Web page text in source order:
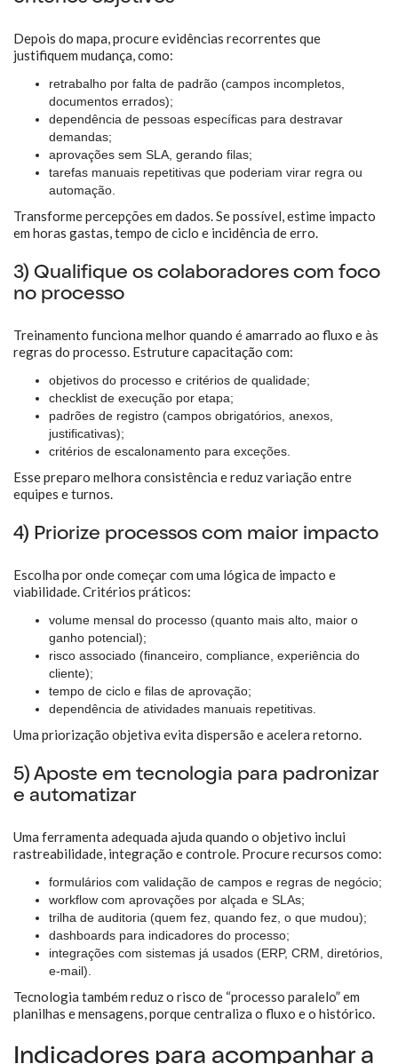
Depois do mapa, procure evidências recorrentes que
justifiquem mudança, como:
retrabalho por falta de padrão (campos incompletos,
documentos errados);
dependência de pessoas específicas para destravar
demandas;
aprovações sem SLA, gerando filas;
tarefas manuais repetitivas que poderiam virar regra ou
automação.
Transforme percepções em dados. Se possível, estime impacto
em horas gastas, tempo de ciclo e incidência de erro.
3) Qualifique os colaboradores com foco
no processo
Treinamento funciona melhor quando é amarrado ao fluxo e às
regras do processo. Estruture capacitação com:
objetivos do processo e critérios de qualidade;
checklist de execução por etapa;
padrões de registro (campos obrigatórios, anexos,
justificativas);
critérios de escalonamento para exceções.
Esse preparo melhora consistência e reduz variação entre
equipes e turnos.
4) Priorize processos com maior impacto
Escolha por onde começar com uma lógica de impacto e
viabilidade. Critérios práticos:
volume mensal do processo (quanto mais alto, maior o
ganho potencial);
risco associado (financeiro, compliance, experiência do
cliente);
tempo de ciclo e filas de aprovação;
dependência de atividades manuais repetitivas.
Uma priorização objetiva evita dispersão e acelera retorno.
5) Aposte em tecnologia para padronizar
e automatizar
Uma ferramenta adequada ajuda quando o objetivo inclui
rastreabilidade, integração e controle. Procure recursos como:
formulários com validação de campos e regras de negócio;
workflow com aprovações por alçada e SLAs;
trilha de auditoria (quem fez, quando fez, o que mudou);
dashboards para indicadores do processo;
integrações com sistemas já usados (ERP, CRM, diretórios,
e-mail).
Tecnologia também reduz o risco de “processo paralelo” em
planilhas e mensagens, porque centraliza o fluxo e o histórico.
Indicadores para acompanhar a